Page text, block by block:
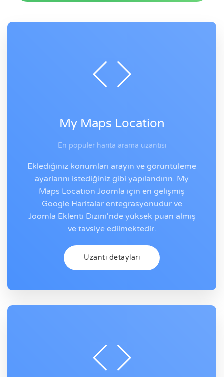
My Maps Location
En popüler harita arama uzantısı
Eklediğiniz konumları arayın ve görüntüleme
ayarlarını istediğiniz gibi yapılandırın. My
Maps Location Joomla için en gelişmiş
Google Haritalar entegrasyonudur ve
Joomla Eklenti Dizini'nde yüksek puan almış
ve tavsiye edilmektedir.
Uzantı detayları